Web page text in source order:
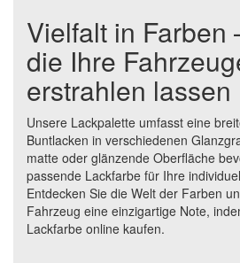
Vielfalt in Farben
die Ihre
erstrahlen lassen
Unsere Lackpalette umfasst eine
Buntlacken in verschiedenen
matte oder glänzende Oberfläche
passende Lackfarbe für Ihre
Entdecken Sie die Welt der Farben
Fahrzeug eine einzigartige Note,
Lackfarbe online kaufen.